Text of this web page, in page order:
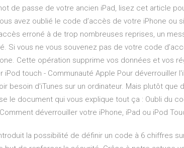
de passe de votre ancien iPad, lisez cet article
avez oublié le code d’accès de votre iPhone ou
erroné à de trop nombreuses reprises, un
Si vous ne vous souvenez pas de votre code
Cette opération supprime vos données et vos
iPod touch - Communauté Apple Pour déverrouiller
besoin d'iTunes sur un ordinateur. Mais plutôt que
le document qui vous explique tout ça : Oubli du
déverrouiller votre iPhone, iPad ou iPod
la possibilité de définir un code à 6 chiffres